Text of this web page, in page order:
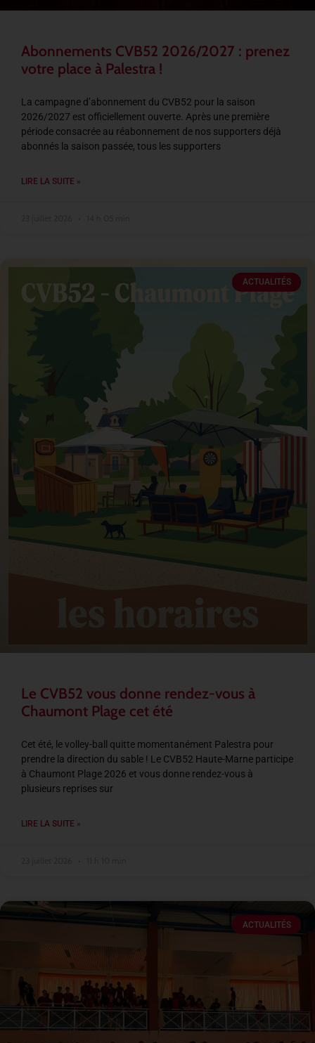
Abonnements CVB52 2026/2027 : prenez
votre place à Palestra !
La campagne d’abonnement du CVB52 pour la saison
2026/2027 est officiellement ouverte. Après une première
période consacrée au réabonnement de nos supporters déjà
abonnés la saison passée, tous les supporters
LIRE LA SUITE »
ACTUALITÉS
Le CVB52 vous donne rendez-vous à
Chaumont Plage cet été
Cet été, le volley-ball quitte momentanément Palestra pour
prendre la direction du sable ! Le CVB52 Haute-Marne participe
à Chaumont Plage 2026 et vous donne rendez-vous à
plusieurs reprises sur
LIRE LA SUITE »
ACTUALITÉS